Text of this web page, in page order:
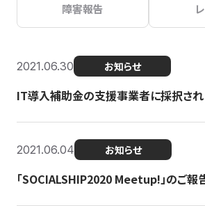
障害報告
2021.06.30 お知らせ
IT導入補助金の支援事業者に採択され
2021.06.04 お知らせ
「SOCIALSHIP2020 Meetup!」のご報